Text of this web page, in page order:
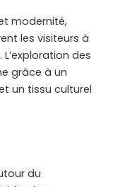
modernité,
les visiteurs à
des
grâce à un
un tissu culturel
du